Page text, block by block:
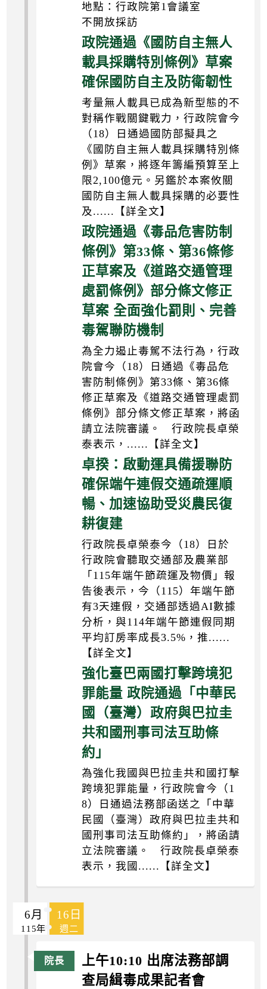
地點：行政院第1會議室
不開放採訪
政院通過《國防自主無人
載具採購特別條例》草案
確保國防自主及防衛韌性
考量無人載具已成為新型態的不
對稱作戰關鍵戰力，行政院會今
（18）日通過國防部擬具之
《國防自主無人載具採購特別條
例》草案，將逐年籌編預算至上
限2,100億元。另鑑於本案攸關
國防自主無人載具採購的必要性
及......【詳全文】
政院通過《毒品危害防制
條例》第33條、第36條修
正草案及《道路交通管理
處罰條例》部分條文修正
草案 全面強化罰則、完善
毒駕聯防機制
為全力遏止毒駕不法行為，行政
院會今（18）日通過《毒品危
害防制條例》第33條、第36條
修正草案及《道路交通管理處罰
條例》部分條文修正草案，將函
請立法院審議。 行政院長卓榮
泰表示，......【詳全文】
卓揆：啟動運具備援聯防
確保端午連假交通疏運順
暢、加速協助受災農民復
耕復建
行政院長卓榮泰今（18）日於
行政院會聽取交通部及農業部
「115年端午節疏運及物價」報
告後表示，今（115）年端午節
有3天連假，交通部透過AI數據
分析，與114年端午節連假同期
平均訂房率成長3.5%，推......
【詳全文】
強化臺巴兩國打擊跨境犯
罪能量 政院通過「中華民
國（臺灣）政府與巴拉圭
共和國刑事司法互助條
約」
為強化我國與巴拉圭共和國打擊
跨境犯罪能量，行政院會今（1
8）日通過法務部函送之「中華
民國（臺灣）政府與巴拉圭共和
國刑事司法互助條約」，將函請
立法院審議。 行政院長卓榮泰
表示，我國......【詳全文】
6月 16日
115年 週二
上午10:10 出席法務部調
查局緝毒成果記者會